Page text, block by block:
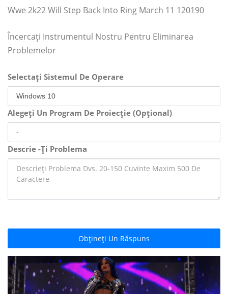
Wwe 2k22 Will Step Back Into Ring March 11 120190
Încercați Instrumentul Nostru Pentru Eliminarea
Problemelor
Selectați Sistemul De Operare
Alegeți Un Program De Proiecție (Opțional)
Descrie -Ți Problema
Obțineți Un Răspuns